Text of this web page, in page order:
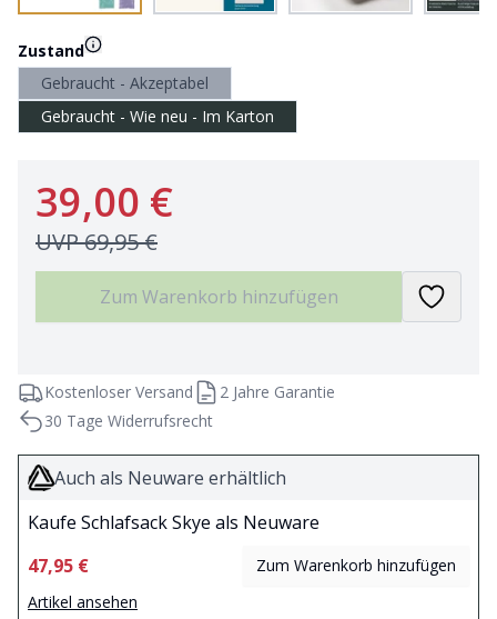
Zustand
Gebraucht - Akzeptabel
Gebraucht - Wie neu - Im Karton
39,00 €
UVP69,95 €
Zum Warenkorb hinzufügen
Kostenloser Versand
2 Jahre Garantie
30 Tage Widerrufsrecht
Auch als Neuware erhältlich
Kaufe Schlafsack Skye als Neuware
47,95 €
Zum Warenkorb hinzufügen
Artikel ansehen